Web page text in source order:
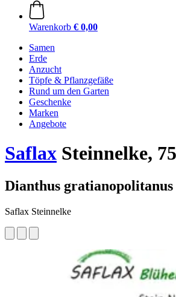
Warenkorb € 0,00
Samen
Erde
Anzucht
Töpfe & Pflanzgefäße
Rund um den Garten
Geschenke
Marken
Angebote
Saflax Steinnelke,
Dianthus gratianopolitanus
Saflax Steinnelke